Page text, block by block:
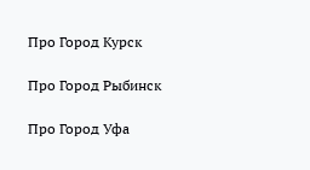
Про Город Курск
Про Город Рыбинск
Про Город Уфа